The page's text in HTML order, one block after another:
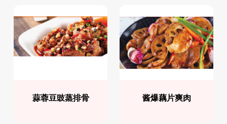
蒜蓉豆豉蒸排骨 酱爆藕片爽肉